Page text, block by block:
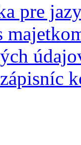
pre